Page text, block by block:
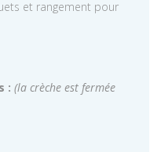
et rangement pour
: (la crèche est fermée